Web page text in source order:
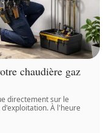
chaudière gaz
directement sur le
À l'heure